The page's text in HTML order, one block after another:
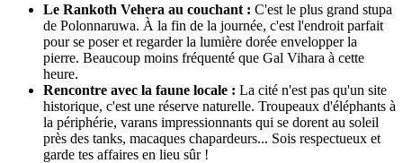
Le Rankoth Vehera au couchant : C'est le plus grand stupa
de Polonnaruwa. À la fin de la journée, c'est l'endroit parfait
pour se poser et regarder la lumière dorée envelopper la
pierre. Beaucoup moins fréquenté que Gal Vihara à cette
heure.
Rencontre avec la faune locale : La cité n'est pas qu'un site
historique, c'est une réserve naturelle. Troupeaux d'éléphants à
la périphérie, varans impressionnants qui se dorent au soleil
près des tanks, macaques chapardeurs... Sois respectueux et
garde tes affaires en lieu sûr !